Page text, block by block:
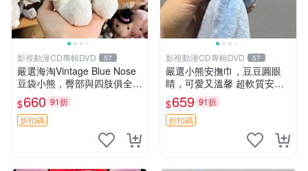
影視動漫CD專輯DVD 57
嚴選海淘Vintage Blue Nose
豆袋小熊，臀部與四肢俱全，
坐高11公分，附原盒與吊牌
收藏。藍鼻子小熊，值得擁有
玩具 憶熊
$660 91折
折扣碼
影視動漫CD專輯DVD 57
嚴選小熊安撫巾，豆豆圓眼
睛，可愛又溫馨 超軟質安撫
巾，豆豆設計，哄睡好幫手
約克豆豆眼安撫巾 數碼豆豆
眼
$659 91折
折扣碼